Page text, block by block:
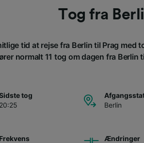
Tog fra
tid at rejse fra Berlin til Prag med
normalt 11 tog om dagen fra
tog
20:25
Berlin
Frekvens
Ændringer